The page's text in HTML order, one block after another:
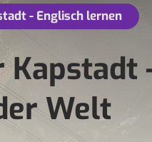
- Englisch lernen
Welt